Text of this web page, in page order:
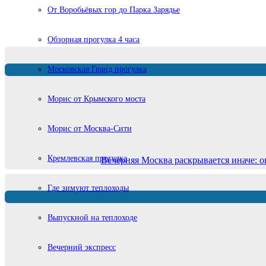
От Воробьёвых гор до Парка Зарядье
Обзорная прогулка 4 часа
Московская Гранд прогулка
Морис от Крымского моста
Морис от Москва-Сити
Кремлевская прогулка
Где зимуют теплоходы
Выпускной на теплоходе
Вечерний экспресс
Вечерняя Москва раскрывается иначе: